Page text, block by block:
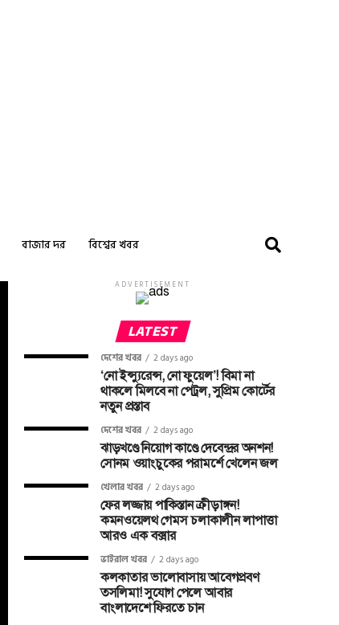
বাজার দর বিশ্বের খবর
ADVERTISEMENT
LATEST
দেশের খবর 2 days ago
‘নো ইন্স্যুরেন্স, নো ফুয়েল’! বিমা না
থাকলে মিলবে না পেট্রল, সুপ্রিম কোর্টের
নতুন প্রস্তাব
দেশের খবর 2 days ago
ঝাড়খণ্ডে নিয়োগ কাণ্ডে দেবেন্দ্রর অনশন!
সোনম ওয়াংচুকের পরামর্শে খেলেন জল
খেলার খবর 2 days ago
ফের লজ্জায় পাকিস্তান ক্রীড়াঙ্গন!
কমনওয়েলথ গেমস চলাকালীন লাপাত্তা
আরও এক বক্সার
ভাইরাল খবর 2 days ago
কলকাতার ভালোবাসায় আবেগপ্রবণ
তসলিমা! সুযোগ পেলে আবার
বাংলাদেশে ফিরতে চান